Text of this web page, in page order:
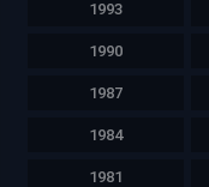
1993
1990
1987
1984
1981